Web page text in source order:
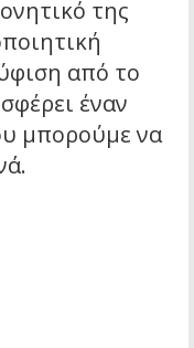
της
από το
έναν
μπορούμε να